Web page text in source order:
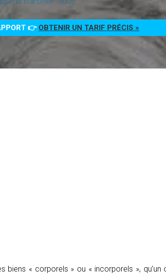
👉 OBTENIR UN TARIF PRÉCIS »
« corporels » ou « incorporels », qu’un